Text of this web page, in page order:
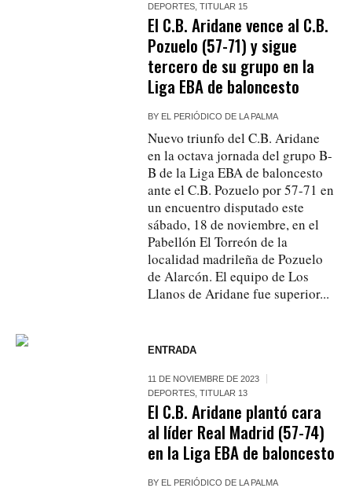
DEPORTES ,TITULAR 15
El C.B. Aridane vence al C.B.
Pozuelo (57-71) y sigue
tercero de su grupo en la
Liga EBA de baloncesto
BY EL PERIÓDICO DE LA PALMA
Nuevo triunfo del C.B. Aridane
en la octava jornada del grupo B-
B de la Liga EBA de baloncesto
ante el C.B. Pozuelo por 57-71 en
un encuentro disputado este
sábado, 18 de noviembre, en el
Pabellón El Torreón de la
localidad madrileña de Pozuelo
de Alarcón. El equipo de Los
Llanos de Aridane fue superior...
ENTRADA
11 DE NOVIEMBRE DE 2023
DEPORTES ,TITULAR 13
El C.B. Aridane plantó cara
al líder Real Madrid (57-74)
en la Liga EBA de baloncesto
BY EL PERIÓDICO DE LA PALMA